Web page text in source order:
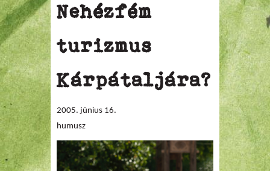
Nehézfém
turizmus
Kárpátaljára?
2005. június 16.
humusz